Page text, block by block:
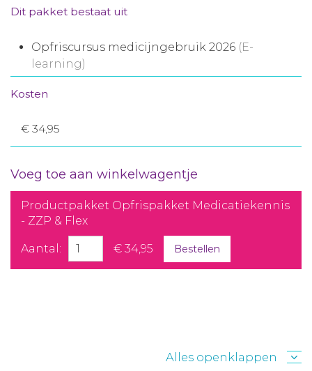
Toegang leeromgeving
Dit pakket bestaat uit
Opfriscursus medicijngebruik 2026 (E-
learning)
Kosten
€ 34,95
Voeg toe aan winkelwagentje
Productpakket Opfrispakket Medicatiekennis
- ZZP & Flex
Aantal: € 34,95 Bestellen
Alles openklappen